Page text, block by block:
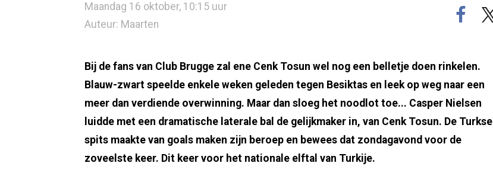
Maandag 16 oktober, 10:15 uur
Auteur: Maarten
Bij de fans van Club Brugge zal ene Cenk Tosun wel nog een belletje doen rinkelen.
Blauw-zwart speelde enkele weken geleden tegen Besiktas en leek op weg naar een
meer dan verdiende overwinning. Maar dan sloeg het noodlot toe... Casper Nielsen
luidde met een dramatische laterale bal de gelijkmaker in, van Cenk Tosun. De Turkse
spits maakte van goals maken zijn beroep en bewees dat zondagavond voor de
zoveelste keer. Dit keer voor het nationale elftal van Turkije.